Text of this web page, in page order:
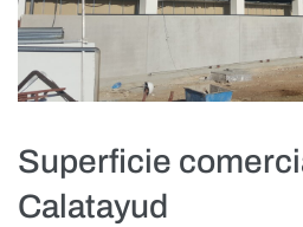
Superficie
Calatayud